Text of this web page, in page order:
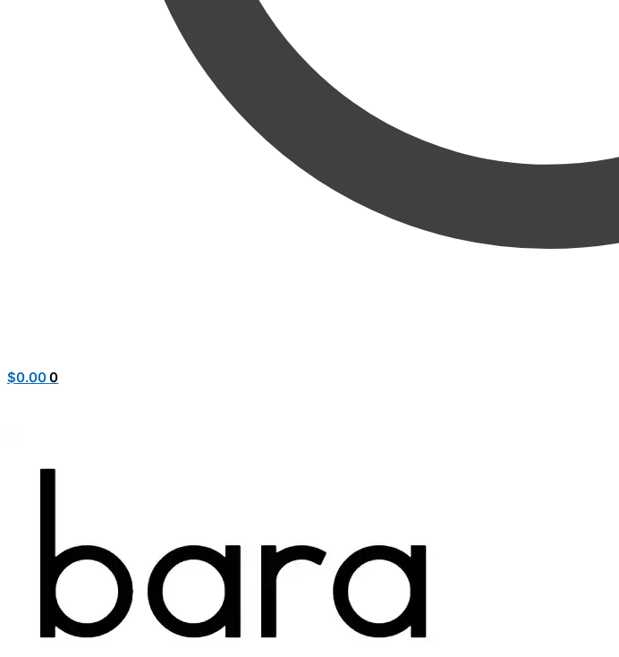
$0.00 0